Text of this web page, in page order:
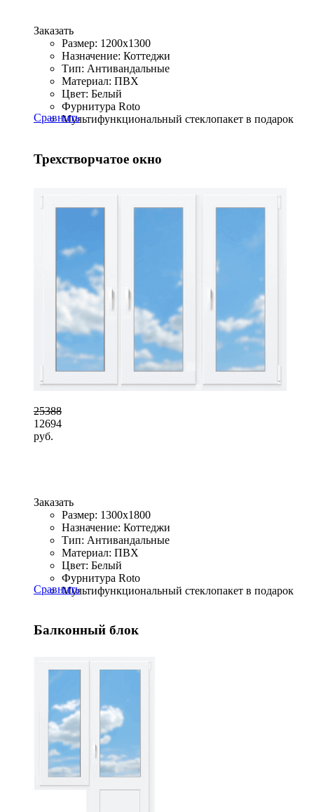
Заказать
Размер: 1200x1300
Назначение: Коттеджи
Тип: Антивандальные
Материал: ПВХ
Цвет: Белый
Фурнитура Roto
Мультифункциональный стеклопакет в подарок
Сравнить
Трехстворчатое окно
25388
12694
руб.
Заказать
Размер: 1300x1800
Назначение: Коттеджи
Тип: Антивандальные
Материал: ПВХ
Цвет: Белый
Фурнитура Roto
Мультифункциональный стеклопакет в подарок
Сравнить
Балконный блок